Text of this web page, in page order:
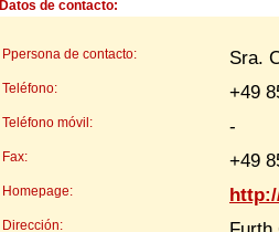
Datos de contacto:
Ppersona de contacto: Sra.
Teléfono: +49
Teléfono móvil: -
Fax: +49
Homepage:
Dirección: